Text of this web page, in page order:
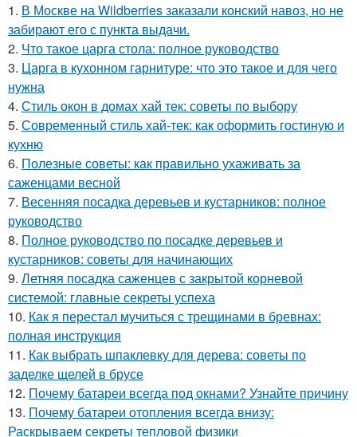
1. В Москве на Wildberries заказали конский навоз, но не
забирают его с пункта выдачи.
2. Что такое царга стола: полное руководство
3. Царга в кухонном гарнитуре: что это такое и для чего
нужна
4. Стиль окон в домах хай тек: советы по выбору
5. Современный стиль хай-тек: как оформить гостиную и
кухню
6. Полезные советы: как правильно ухаживать за
саженцами весной
7. Весенняя посадка деревьев и кустарников: полное
руководство
8. Полное руководство по посадке деревьев и
кустарников: советы для начинающих
9. Летняя посадка саженцев с закрытой корневой
системой: главные секреты успеха
10. Как я перестал мучиться с трещинами в бревнах:
полная инструкция
11. Как выбрать шпаклевку для дерева: советы по
заделке щелей в брусе
12. Почему батареи всегда под окнами? Узнайте причину
13. Почему батареи отопления всегда внизу:
Раскрываем секреты тепловой физики